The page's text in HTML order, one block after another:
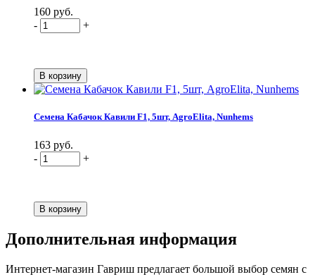
160 руб.
-
+
Семена Кабачок Кавили F1, 5шт, AgroElita, Nunhems
163 руб.
-
+
Дополнительная информация
Интернет-магазин Гавриш предлагает большой выбор семян с